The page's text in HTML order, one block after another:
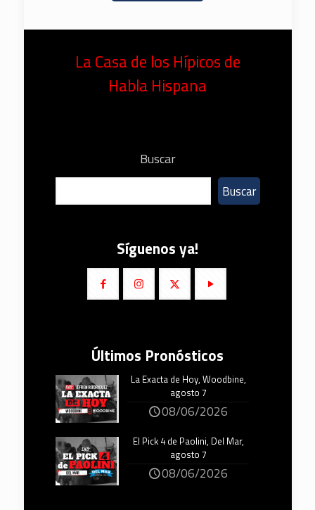
La Casa de los Hípicos de
Habla Hispana
Buscar
Buscar
Síguenos ya!
Últimos Pronósticos
La Exacta de Hoy, Woodbine,
agosto 7
08/06/2026
El Pick 4 de Paolini, Del Mar,
agosto 7
08/06/2026